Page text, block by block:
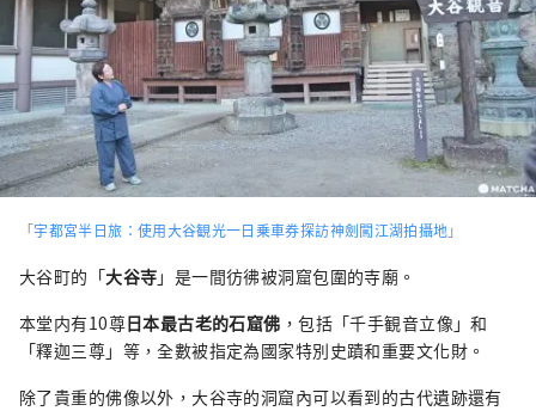
「宇都宮半日旅：使用大谷観光一日乗車券探訪神劍闖江湖拍攝地」
大谷町的「大谷寺」是一間彷彿被洞窟包圍的寺廟。
本堂内有10尊日本最古老的石窟佛 ，包括「千手観音立像」和
「釋迦三尊」等，全數被指定為國家特別史蹟和重要文化財。
除了貴重的佛像以外，大谷寺的洞窟內可以看到的古代遺跡還有